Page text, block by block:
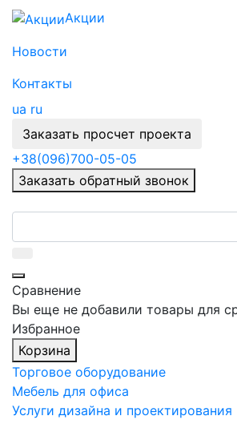
Акции
Новости
Контакты
ua ru
Заказать просчет проекта
+38(096)700-05-05
Заказать обратный звонок
Сравнение
Вы еще не добавили товары для
Избранное
Корзина
Торговое оборудование
Мебель для офиса
Услуги дизайна и проектирования